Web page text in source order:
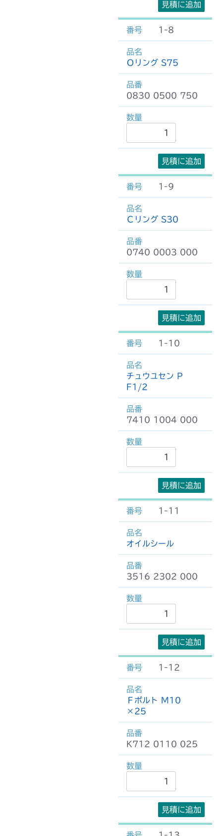
見積に追加
1-8
Ｏリング S75
0830 0500 750
見積に追加
1-9
Ｃリング S30
0740 0003 000
見積に追加
1-10
チュウユセン P
F1/2
7410 1004 000
見積に追加
1-11
オイルシール
3516 2302 000
見積に追加
1-12
Ｆボルト M10
×25
K712 0110 025
見積に追加